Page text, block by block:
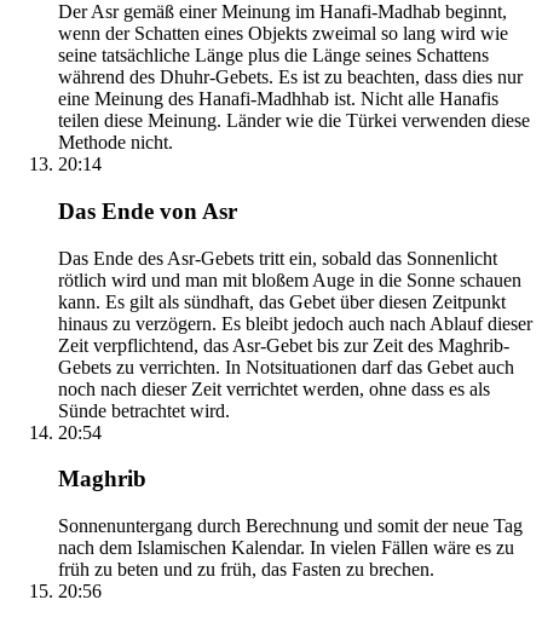
Der Asr gemäß einer Meinung im Hanafi-Madhab beginnt,
wenn der Schatten eines Objekts zweimal so lang wird wie
seine tatsächliche Länge plus die Länge seines Schattens
während des Dhuhr-Gebets. Es ist zu beachten, dass dies nur
eine Meinung des Hanafi-Madhhab ist. Nicht alle Hanafis
teilen diese Meinung. Länder wie die Türkei verwenden diese
Methode nicht.
20:14
Das Ende von Asr
Das Ende des Asr-Gebets tritt ein, sobald das Sonnenlicht
rötlich wird und man mit bloßem Auge in die Sonne schauen
kann. Es gilt als sündhaft, das Gebet über diesen Zeitpunkt
hinaus zu verzögern. Es bleibt jedoch auch nach Ablauf dieser
Zeit verpflichtend, das Asr-Gebet bis zur Zeit des Maghrib-
Gebets zu verrichten. In Notsituationen darf das Gebet auch
noch nach dieser Zeit verrichtet werden, ohne dass es als
Sünde betrachtet wird.
20:54
Maghrib
Sonnenuntergang durch Berechnung und somit der neue Tag
nach dem Islamischen Kalendar. In vielen Fällen wäre es zu
früh zu beten und zu früh, das Fasten zu brechen.
20:56